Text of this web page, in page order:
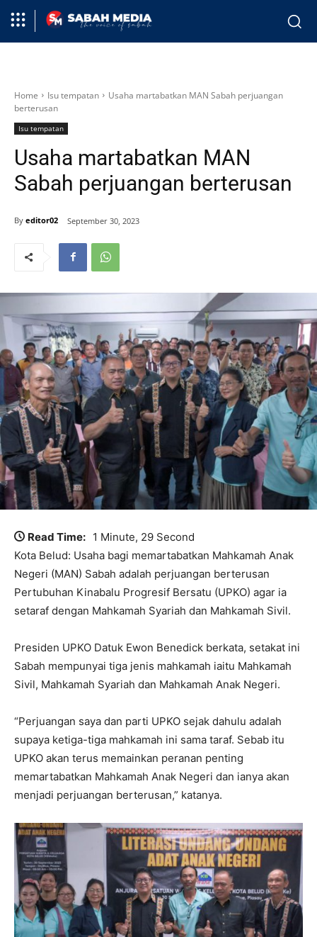
Home Isu tempatan
Usaha martabatkan MAN Sabah perjuangan
berterusan
Isu tempatan
Usaha martabatkan MAN
Sabah perjuangan berterusan
By editor02 September 30, 2023
Read Time: 1 Minute, 29 Second
Kota Belud: Usaha bagi memartabatkan Mahkamah Anak
Negeri (MAN) Sabah adalah perjuangan berterusan
Pertubuhan Kinabalu Progresif Bersatu (UPKO) agar ia
setaraf dengan Mahkamah Syariah dan Mahkamah Sivil.
Presiden UPKO Datuk Ewon Benedick berkata, setakat ini
Sabah mempunyai tiga jenis mahkamah iaitu Mahkamah
Sivil, Mahkamah Syariah dan Mahkamah Anak Negeri.
“Perjuangan saya dan parti UPKO sejak dahulu adalah
supaya ketiga-tiga mahkamah ini sama taraf. Sebab itu
UPKO akan terus memainkan peranan penting
memartabatkan Mahkamah Anak Negeri dan ianya akan
menjadi perjuangan berterusan,” katanya.